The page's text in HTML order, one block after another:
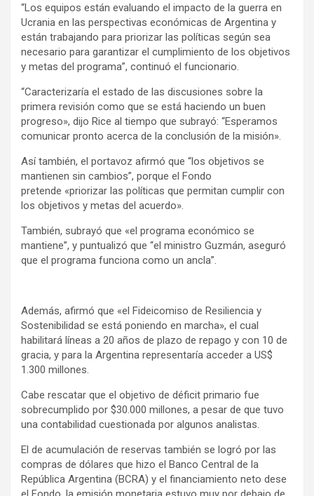
“Los equipos están evaluando el impacto de la guerra en
Ucrania en las perspectivas económicas de Argentina y
están trabajando para priorizar las políticas según sea
necesario para garantizar el cumplimiento de los objetivos
y metas del programa”, continuó el funcionario.
“Caracterizaría el estado de las discusiones sobre la
primera revisión como que se está haciendo un buen
progreso», dijo Rice al tiempo que subrayó: “Esperamos
comunicar pronto acerca de la conclusión de la misión».
Así también, el portavoz afirmó que “los objetivos se
mantienen sin cambios”, porque el Fondo
pretende «priorizar las políticas que permitan cumplir con
los objetivos y metas del acuerdo».
También, subrayó que «el programa económico se
mantiene”, y puntualizó que “el ministro Guzmán, aseguró
que el programa funciona como un ancla”.
Además, afirmó que «el Fideicomiso de Resiliencia y
Sostenibilidad se está poniendo en marcha», el cual
habilitará líneas a 20 años de plazo de repago y con 10 de
gracia, y para la Argentina representaría acceder a US$
1.300 millones.
Cabe rescatar que el objetivo de déficit primario fue
sobrecumplido por $30.000 millones, a pesar de que tuvo
una contabilidad cuestionada por algunos analistas.
El de acumulación de reservas también se logró por las
compras de dólares que hizo el Banco Central de la
República Argentina (BCRA) y el financiamiento neto dese